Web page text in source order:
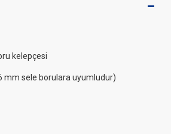
kelepçesi
mm sele borulara uyumludur)